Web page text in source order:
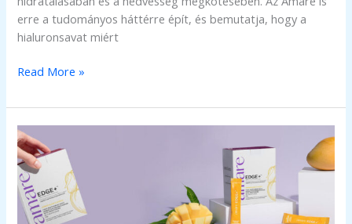
erre a tudományos háttérre épít, és bemutatja, hogy a
hialuronsavat miért
Mi
a
hialuronsav,
és
miért
kap
egyre
nagyobb
Read More »